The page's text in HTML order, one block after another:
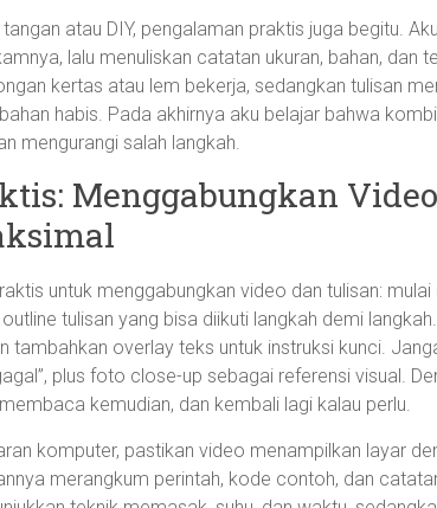
atau DIY, pengalaman praktis juga begitu.
lalu menuliskan catatan ukuran, bahan, dan
kertas atau lem bekerja, sedangkan tulisan
habis. Pada akhirnya aku belajar bahwa
mengurangi salah langkah.
Menggabungkan
untuk menggabungkan video dan tulisan:
tulisan yang bisa diikuti langkah demi
tambahkan overlay teks untuk instruksi kunci.
plus foto close-up sebagai referensi visual.
kemudian, dan kembali lagi kalau perlu.
komputer, pastikan video menampilkan layar
merangkum perintah, kode contoh, dan